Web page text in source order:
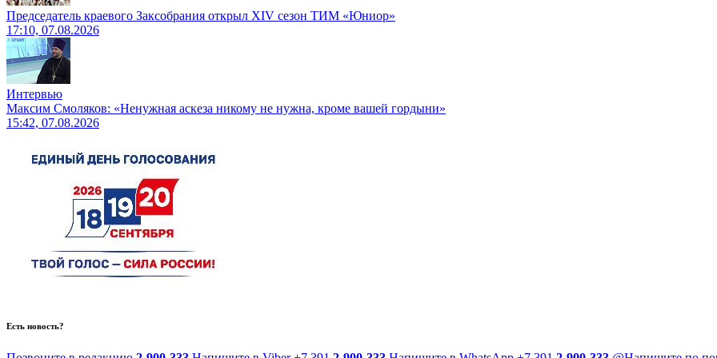
Председатель краевого Заксобрания открыл XIV сезон ТИМ «Юниор»
17:10, 07.08.2026
Интервью
Максим Смоляков: «Ненужная аскеза никому не нужна, кроме вашей гордыни»
15:42, 07.08.2026
Есть новость?